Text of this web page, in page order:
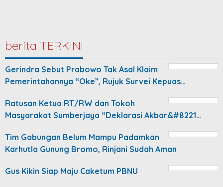
berita TERKINI
Gerindra Sebut Prabowo Tak Asal Klaim
Pemerintahannya “Oke”, Rujuk Survei Kepuas…
Ratusan Ketua RT/RW dan Tokoh
Masyarakat Sumberjaya “Deklarasi Akbar&#8221…
Tim Gabungan Belum Mampu Padamkan
Karhutla Gunung Bromo, Rinjani Sudah Aman
Gus Kikin Siap Maju Caketum PBNU